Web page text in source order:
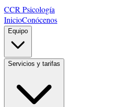
CCR Psicología
InicioConócenos
Equipo
Servicios y tarifas